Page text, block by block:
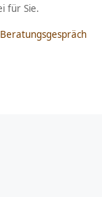
für Sie.